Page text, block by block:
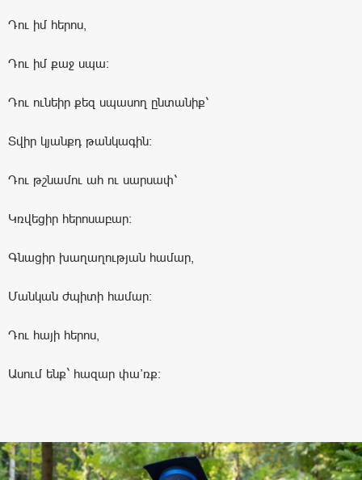
Դու իմ հերոս,
Դու իմ քաջ սպա։
Դու ունեիր քեզ սպասող ընտանիք՝
Տվիր կյանքդ թանկագին։
Դու թշնամու ահ ու սարսափ՝
Կռվեցիր հերոսաբար։
Գնացիր խաղաղության համար,
Մանկան ժպիտի համար։
Դու հայի հերոս,
Ասում ենք` հազար փա’ռք: